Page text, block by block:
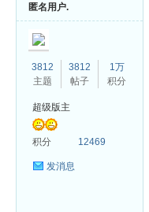
匿名用户.
3812
主题
3812
帖子
1万
积分
超级版主
积分 12469
发消息